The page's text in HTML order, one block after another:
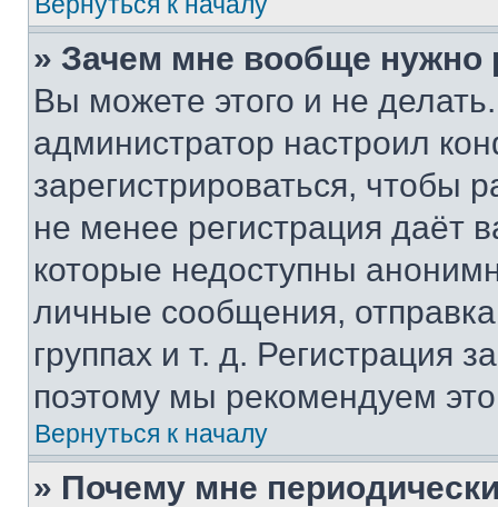
» Зачем мне вообще нужно
Вы можете этого и не
администратор настроил
зарегистрироваться, чтобы
не менее регистрация даёт
которые недоступны
личные сообщения,
группах и т. д. Регистрация
поэтому мы рекомендуем
Вернуться к началу
» Почему мне